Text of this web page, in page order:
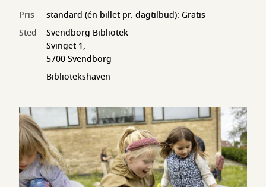
Pris
standard (én billet pr. dagtilbud): Gratis
Sted
Svendborg Bibliotek
Svinget 1,
5700 Svendborg
Bibliotekshaven